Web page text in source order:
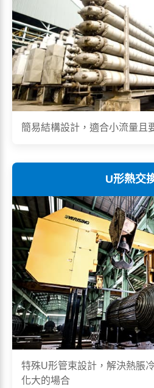
簡易結構設計，適合小流量且
U形熱交
特殊U形管束設計，解決熱脹
化大的場合